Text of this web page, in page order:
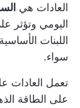
العادات هي
اليومي وتؤثر
اللبنات
سواء.
تعمل العادات
على الطاقة